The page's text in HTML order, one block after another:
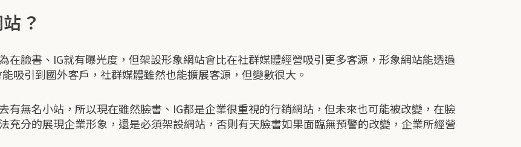
？
在臉書、IG就有曝光度，但架設形象網站會比在社群媒體經營吸引更多客源，形象網站能透過
吸引到國外客戶，社群媒體雖然也能擴展客源，但變數很大。
有無名小站，所以現在雖然臉書、IG都是企業很重視的行銷網站，但未來也可能被改變，在臉
充分的展現企業形象，還是必須架設網站，否則有天臉書如果面臨無預警的改變，企業所經營